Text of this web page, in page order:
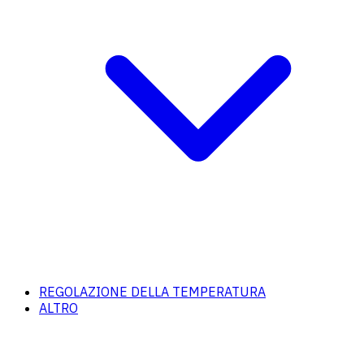
REGOLAZIONE DELLA TEMPERATURA
ALTRO